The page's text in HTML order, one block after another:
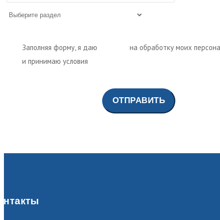
Заполняя форму, я даю
на обработку моих
и принимаю условия